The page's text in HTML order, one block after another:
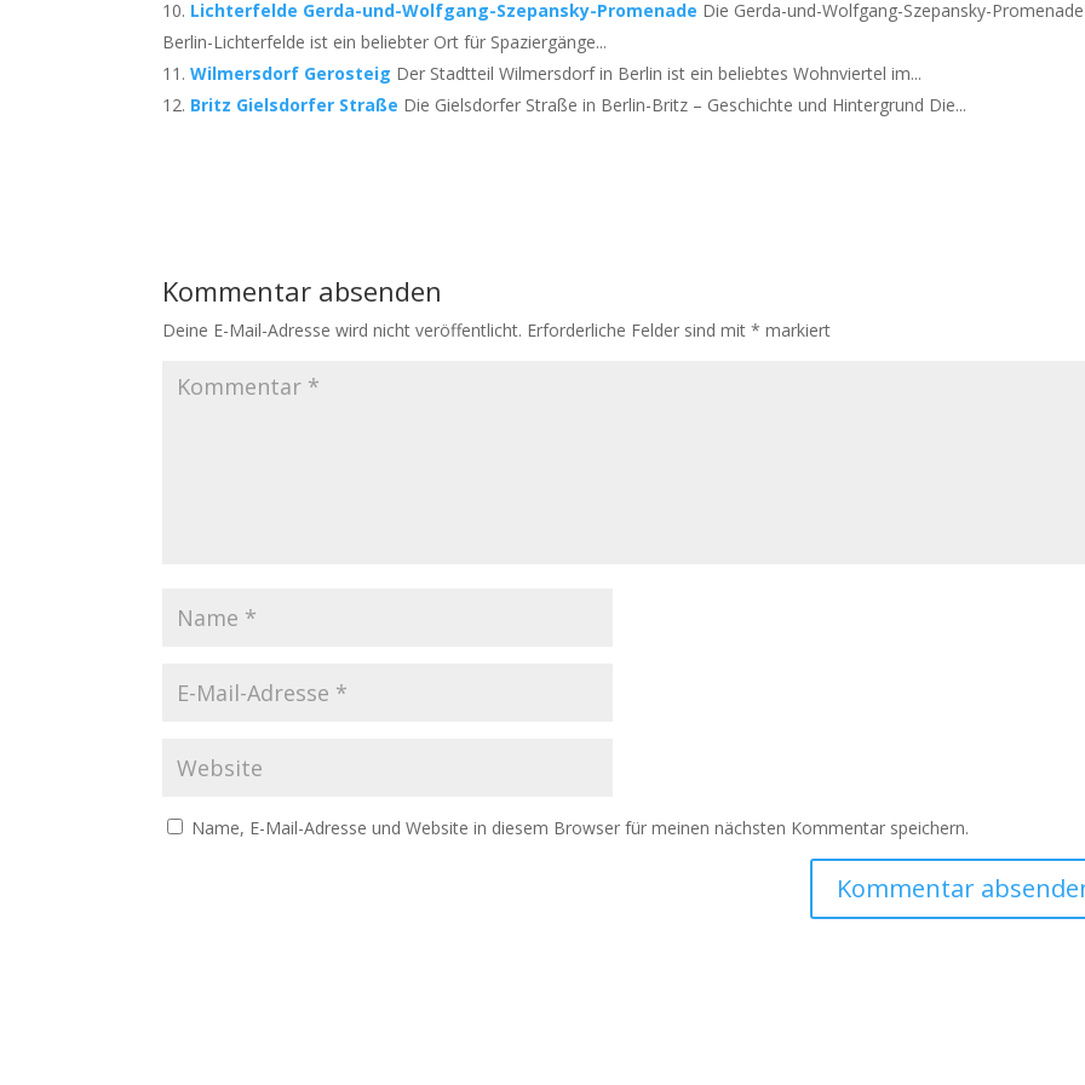
Lichterfelde Gerda-und-Wolfgang-Szepansky-Promenade Die Gerda-und-Wolfgang-Szepansky-
Berlin-Lichterfelde ist ein beliebter Ort für Spaziergänge...
Wilmersdorf Gerosteig Der Stadtteil Wilmersdorf in Berlin ist ein beliebtes Wohnviertel im...
Britz Gielsdorfer Straße Die Gielsdorfer Straße in Berlin-Britz – Geschichte und Hintergrund Die...
Kommentar absenden
Deine E-Mail-Adresse wird nicht veröffentlicht. Erforderliche Felder sind mit* markiert
Name, E-Mail-Adresse und Website in diesem Browser für meinen nächsten Kommentar speichern.